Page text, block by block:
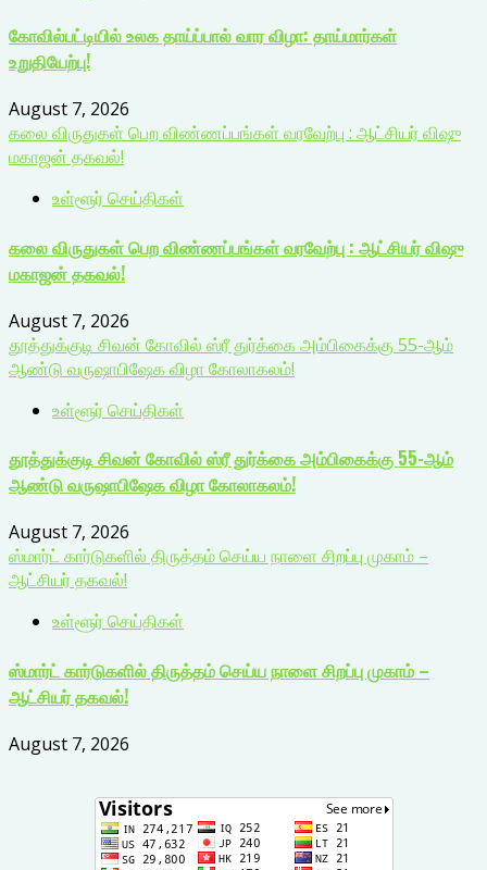
கோவில்பட்டியில் உலக தாய்ப்பால் வார விழா: தாய்மார்கள்
உறுதியேற்பு!
August 7, 2026
கலை விருதுகள் பெற விண்ணப்பங்கள் வரவேற்பு : ஆட்சியர் விஷு
மகாஜன் தகவல்!
உள்ளூர் செய்திகள்
கலை விருதுகள் பெற விண்ணப்பங்கள் வரவேற்பு : ஆட்சியர் விஷு
மகாஜன் தகவல்!
August 7, 2026
தூத்துக்குடி சிவன் கோவில் ஸ்ரீ துர்க்கை அம்பிகைக்கு 55-ஆம்
ஆண்டு வருஷாபிஷேக விழா கோலாகலம்!
உள்ளூர் செய்திகள்
தூத்துக்குடி சிவன் கோவில் ஸ்ரீ துர்க்கை அம்பிகைக்கு 55-ஆம்
ஆண்டு வருஷாபிஷேக விழா கோலாகலம்!
August 7, 2026
ஸ்மார்ட் கார்டுகளில் திருத்தம் செய்ய நாளை சிறப்பு முகாம் –
ஆட்சியர் தகவல்!
உள்ளூர் செய்திகள்
ஸ்மார்ட் கார்டுகளில் திருத்தம் செய்ய நாளை சிறப்பு முகாம் –
ஆட்சியர் தகவல்!
August 7, 2026